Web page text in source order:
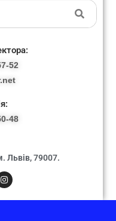
52
48
Львів, 79007.